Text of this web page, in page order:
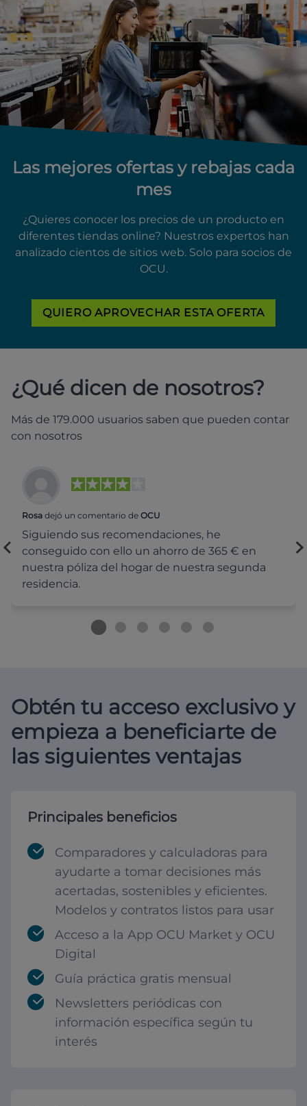
Las mejores ofertas y rebajas cada
mes
¿Quieres conocer los precios de un producto en
diferentes tiendas online? Nuestros expertos han
analizado cientos de sitios web. Solo para socios de
OCU.
QUIERO APROVECHAR ESTA OFERTA
¿Qué dicen de nosotros?
Más de 179.000 usuarios saben que pueden contar
con nosotros
Rosa dejó un comentario de OCU
Siguiendo sus recomendaciones, he
conseguido con ello un ahorro de 365 € en
nuestra póliza del hogar de nuestra segunda
residencia.
Obtén tu acceso exclusivo y
empieza a beneficiarte de
las siguientes ventajas
Principales beneficios
Comparadores y calculadoras para
ayudarte a tomar decisiones más
acertadas, sostenibles y eficientes.
Modelos y contratos listos para usar
Acceso a la App OCU Market y OCU
Digital
Guía práctica gratis mensual
Newsletters periódicas con
información específica según tu
interés